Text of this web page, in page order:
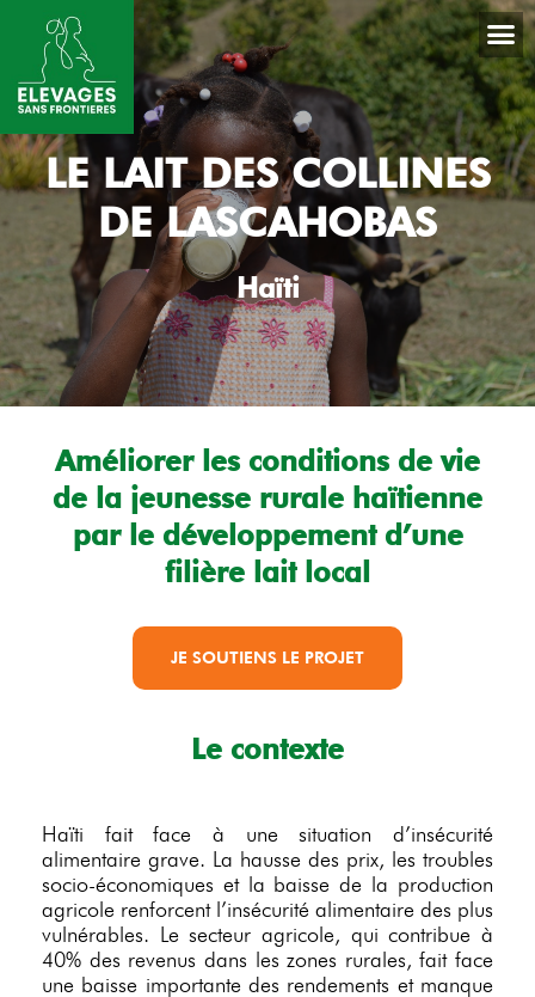
LE LAIT DES COLLINES
DE LASCAHOBAS
Haïti
Améliorer les conditions de vie
de la jeunesse rurale haïtienne
par le développement d’une
filière lait local
JE SOUTIENS LE PROJET
Le contexte
Haïti fait face à une situation d’insécurité
alimentaire grave. La hausse des prix, les troubles
socio-économiques et la baisse de la production
agricole renforcent l’insécurité alimentaire des plus
vulnérables. Le secteur agricole, qui contribue à
40% des revenus dans les zones rurales, fait face
une baisse importante des rendements et manque